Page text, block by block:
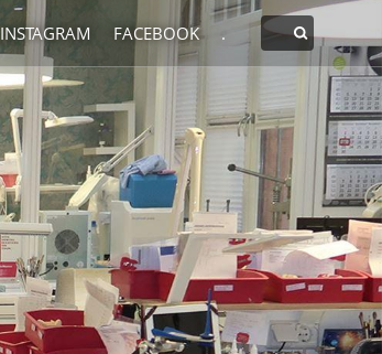
.
FACEBOOK
INSTAGRAM